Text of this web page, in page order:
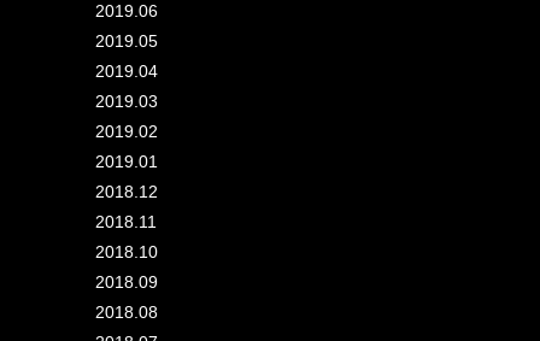
2019.06
2019.05
2019.04
2019.03
2019.02
2019.01
2018.12
2018.11
2018.10
2018.09
2018.08